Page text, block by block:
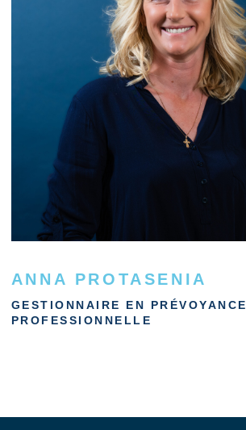
ANNA PROTASENIA
GESTIONNAIRE EN PRÉVOYANCE
PROFESSIONNELLE